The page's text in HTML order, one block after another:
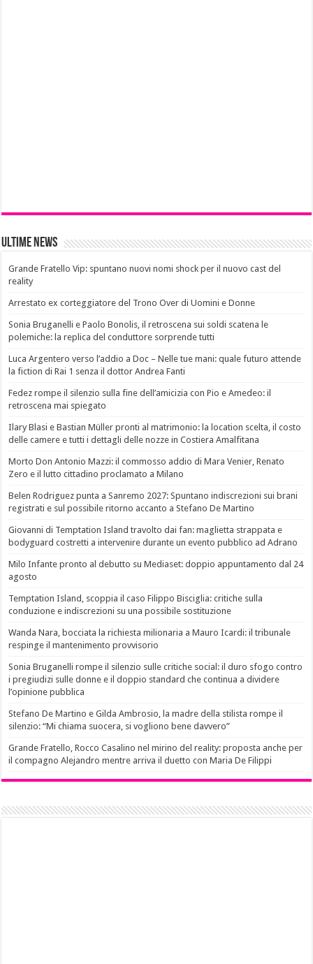
Ultime News
Grande Fratello Vip: spuntano nuovi nomi shock per il nuovo cast del
reality
Arrestato ex corteggiatore del Trono Over di Uomini e Donne
Sonia Bruganelli e Paolo Bonolis, il retroscena sui soldi scatena le
polemiche: la replica del conduttore sorprende tutti
Luca Argentero verso l’addio a Doc – Nelle tue mani: quale futuro attende
la fiction di Rai 1 senza il dottor Andrea Fanti
Fedez rompe il silenzio sulla fine dell’amicizia con Pio e Amedeo: il
retroscena mai spiegato
Ilary Blasi e Bastian Müller pronti al matrimonio: la location scelta, il costo
delle camere e tutti i dettagli delle nozze in Costiera Amalfitana
Morto Don Antonio Mazzi: il commosso addio di Mara Venier, Renato
Zero e il lutto cittadino proclamato a Milano
Belen Rodriguez punta a Sanremo 2027: Spuntano indiscrezioni sui brani
registrati e sul possibile ritorno accanto a Stefano De Martino
Giovanni di Temptation Island travolto dai fan: maglietta strappata e
bodyguard costretti a intervenire durante un evento pubblico ad Adrano
Milo Infante pronto al debutto su Mediaset: doppio appuntamento dal 24
agosto
Temptation Island, scoppia il caso Filippo Bisciglia: critiche sulla
conduzione e indiscrezioni su una possibile sostituzione
Wanda Nara, bocciata la richiesta milionaria a Mauro Icardi: il tribunale
respinge il mantenimento provvisorio
Sonia Bruganelli rompe il silenzio sulle critiche social: il duro sfogo contro
i pregiudizi sulle donne e il doppio standard che continua a dividere
l’opinione pubblica
Stefano De Martino e Gilda Ambrosio, la madre della stilista rompe il
silenzio: “Mi chiama suocera, si vogliono bene davvero”
Grande Fratello, Rocco Casalino nel mirino del reality: proposta anche per
il compagno Alejandro mentre arriva il duetto con Maria De Filippi